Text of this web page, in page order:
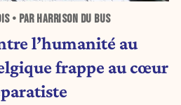
• PAR HARRISON DU BUS
l’humanité au
frappe au cœur